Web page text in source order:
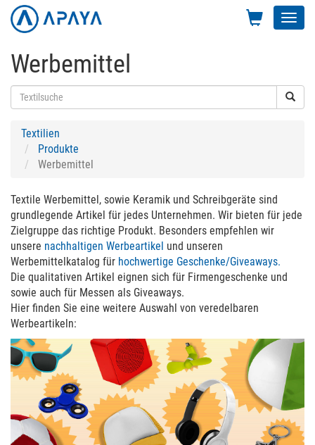
Werbemittel
Textilien
Produkte
Werbemittel
Textile Werbemittel, sowie Keramik und Schreibgeräte sind
grundlegende Artikel für jedes Unternehmen. Wir bieten für jede
Zielgruppe das richtige Produkt. Besonders empfehlen wir
unsere nachhaltigen Werbeartikel und unseren
Werbemittelkatalog für hochwertige Geschenke/Giveaways.
Die qualitativen Artikel eignen sich für Firmengeschenke und
sowie auch für Messen als Giveaways.
Hier finden Sie eine weitere Auswahl von veredelbaren
Werbeartikeln: